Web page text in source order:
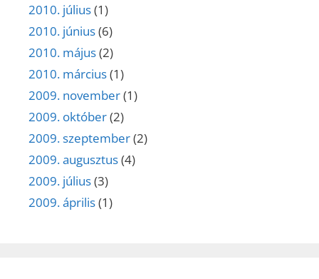
2010. július(1)
2010. június(6)
2010. május(2)
2010. március(1)
2009. november(1)
2009. október(2)
2009. szeptember(2)
2009. augusztus(4)
2009. július(3)
2009. április(1)